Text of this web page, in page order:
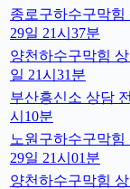
종로구하수구막힘
29일 21시37분
양천하수구막힘
일 21시31분
부산흥신소 상담
시10분
노원구하수구막힘
29일 21시01분
양천하수구막힘